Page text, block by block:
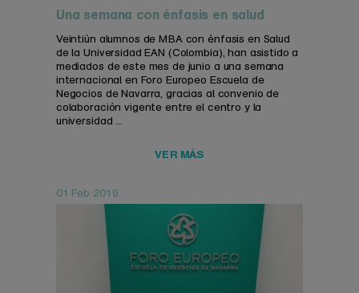
Una semana con énfasis en salud
Veintiún alumnos de MBA con énfasis en Salud
de la Universidad EAN (Colombia), han asistido a
mediados de este mes de junio a una semana
internacional en Foro Europeo Escuela de
Negocios de Navarra, gracias al convenio de
colaboración vigente entre el centro y la
universidad ...
VER MÁS
01 Feb 2019